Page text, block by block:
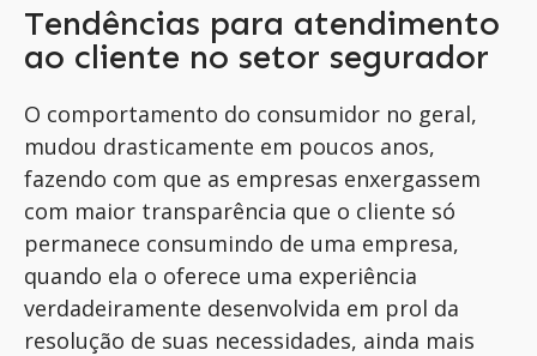
Tendências para atendimento
ao cliente no setor segurador
O comportamento do consumidor no geral,
mudou drasticamente em poucos anos,
fazendo com que as empresas enxergassem
com maior transparência que o cliente só
permanece consumindo de uma empresa,
quando ela o oferece uma experiência
verdadeiramente desenvolvida em prol da
resolução de suas necessidades, ainda mais